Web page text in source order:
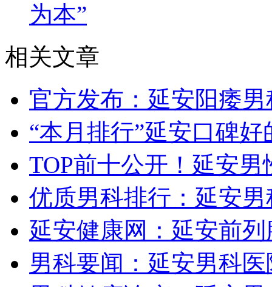
为本”
相关文章
官方发布：延安阳痿
“本月排行”延安口碑好
TOP前十公开！延安男
优质男科排行：延安
延安健康网：延安前
男科要闻：延安男科